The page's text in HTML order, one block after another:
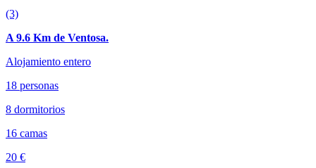
(3)
A 9.6 Km de Ventosa.
Alojamiento entero
18 personas
8 dormitorios
16 camas
20 €